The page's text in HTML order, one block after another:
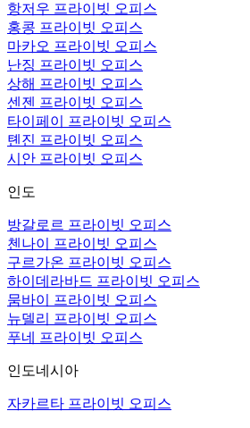
항저우 프라이빗 오피스
홍콩 프라이빗 오피스
마카오 프라이빗 오피스
난징 프라이빗 오피스
상해 프라이빗 오피스
센젠 프라이빗 오피스
타이페이 프라이빗 오피스
톈진 프라이빗 오피스
시안 프라이빗 오피스
인도
방갈로르 프라이빗 오피스
첸나이 프라이빗 오피스
구르가온 프라이빗 오피스
하이데라바드 프라이빗 오피스
뭄바이 프라이빗 오피스
뉴델리 프라이빗 오피스
푸네 프라이빗 오피스
인도네시아
자카르타 프라이빗 오피스